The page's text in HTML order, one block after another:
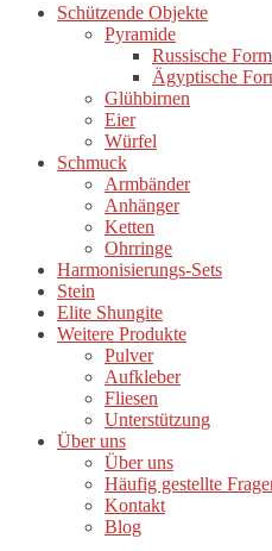
Schützende Objekte
Pyramide
Russische Form
Ägyptische
Glühbirnen
Eier
Würfel
Schmuck
Armbänder
Anhänger
Ketten
Ohrringe
Harmonisierungs-Sets
Stein
Elite Shungite
Weitere Produkte
Pulver
Aufkleber
Fliesen
Unterstützung
Über uns
Über uns
Häufig gestellte
Kontakt
Blog